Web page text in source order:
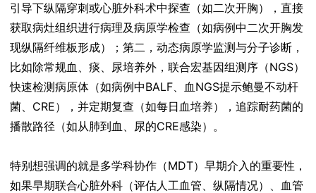
引导下纵隔穿刺或心脏外科术中探查（如二次开胸），直接
获取病灶组织进行病理及病原学检查（如病例中二次开胸发
现纵隔纤维板形成）；第二，动态病原学监测与分子诊断，
比如除常规血、痰、尿培养外，联合宏基因组测序（NGS）
快速检测病原体（如病例中BALF、血NGS提示鲍曼不动杆
菌、CRE），并定期复查（如每日血培养），追踪耐药菌的
播散路径（如从肺到血、尿的CRE感染）。
特别想强调的就是多学科协作（MDT）早期介入的重要性，
如果早期联合心脏外科（评估人工血管、纵隔情况）、血管